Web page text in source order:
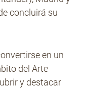
concluirá su
en un
del Arte
y destacar